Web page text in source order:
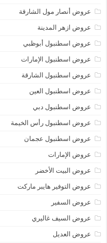
عروض أنصار مول الشارقة
عروض ازهر المدينة
عروض اسطنبول أبوظبي
عروض اسطنبول الإمارات
عروض اسطنبول الشارقة
عروض اسطنبول العين
عروض اسطنبول دبي
عروض اسطنبول رأس الخيمة
عروض اسطنبول عجمان
عروض الإمارات
عروض البيت الأخضر
عروض التوفير هايبر ماركت
عروض السفير
عروض السيف غاليري
عروض العديل